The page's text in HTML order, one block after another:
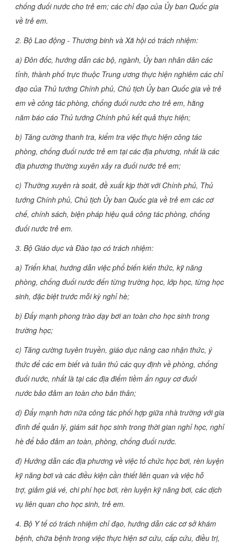
chống đuối nước cho trẻ em; các chỉ đạo của Ủy ban Quốc gia
về trẻ em.
2. Bộ Lao động - Thương binh và Xã hội có trách nhiệm:
a) Đôn đốc, hướng dẫn các bộ, ngành, Ủy ban nhân dân các
tỉnh, thành phố trực thuộc Trung ương thực hiện nghiêm các chỉ
đạo của Thủ tướng Chính phủ, Chủ tịch Ủy ban Quốc gia về trẻ
em về công tác phòng, chống đuối nước cho trẻ em, hằng
năm báo cáo Thủ tướng Chính phủ kết quả thực hiện;
b) Tăng cường thanh tra, kiểm tra việc thực hiện công tác
phòng, chống đuối nước trẻ em tại các địa phương, nhất là các
địa phương thường xuyên xảy ra đuối nước trẻ em;
c) Thường xuyên rà soát, đề xuất kịp thời với Chính phủ, Thủ
tướng Chính phủ, Chủ tịch Ủy ban Quốc gia về trẻ em các cơ
chế, chính sách, biện pháp hiệu quả công tác phòng, chống
đuối nước trẻ em.
3. Bộ Giáo dục và Đào tạo có trách nhiệm:
a) Triển khai, hướng dẫn việc phổ biến kiến thức, kỹ năng
phòng, chống đuối nước đến từng trường học, lớp học, từng học
sinh, đặc biệt trước mỗi kỳ nghỉ hè;
b) Đẩy mạnh phong trào dạy bơi an toàn cho học sinh trong
trường học;
c) Tăng cường tuyên truyền, giáo dục nâng cao nhận thức, ý
thức để các em biết và tuân thủ các quy định về phòng, chống
đuối nước, nhất là tại các địa điểm tiềm ẩn nguy cơ đuối
nước bảo đảm an toàn cho bản thân;
d) Đẩy mạnh hơn nữa công tác phối hợp giữa nhà trường với gia
đình để quản lý, giám sát học sinh trong thời gian nghỉ học, nghỉ
hè để bảo đảm an toàn, phòng, chống đuối nước.
đ) Hướng dẫn các địa phương về việc tổ chức học bơi, rèn luyện
kỹ năng bơi và các điều kiện cần thiết liên quan và việc hỗ
trợ, giảm giá vé, chi phí học bơi, rèn luyện kỹ năng bơi, các dịch
vụ liên quan cho học sinh, trẻ em.
4. Bộ Y tế có trách nhiệm chỉ đạo, hướng dẫn các cơ sở khám
bệnh, chữa bệnh trong việc thực hiện sơ cứu, cấp cứu, điều trị,